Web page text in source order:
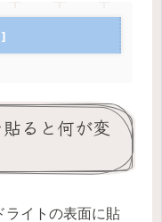
ると何が変
ライトの表面に貼